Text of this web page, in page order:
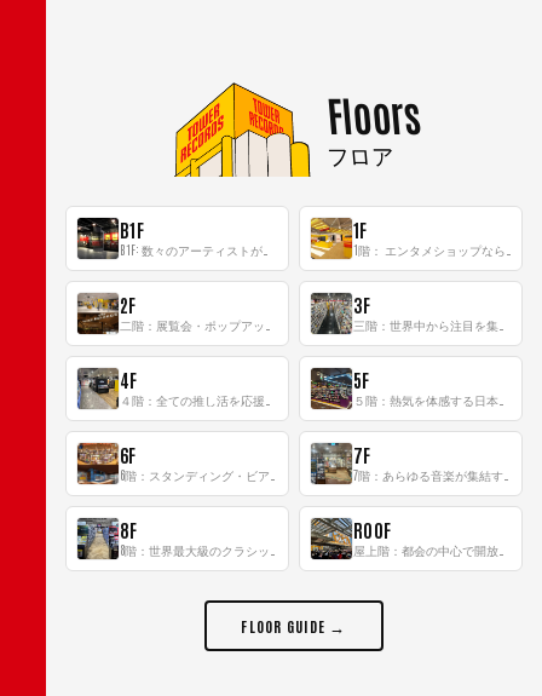
Floors
フロア
B1F 1F
2F 3F
4F 5F
6F 7F
8F ROOF
FLOOR GUIDE →